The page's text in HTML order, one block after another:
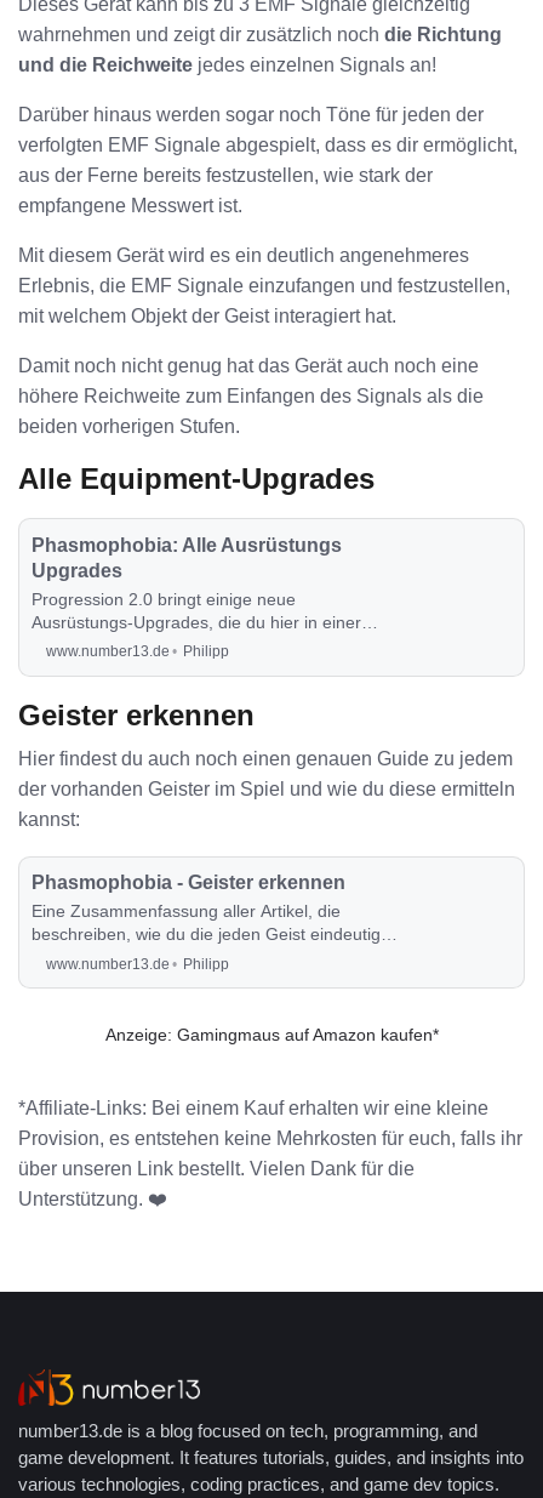
wahrnehmen und zeigt dir zusätzlich noch die Richtung
und die Reichweite jedes einzelnen Signals an!
Darüber hinaus werden sogar noch Töne für jeden der
verfolgten EMF Signale abgespielt, dass es dir ermöglicht,
aus der Ferne bereits festzustellen, wie stark der
empfangene Messwert ist.
Mit diesem Gerät wird es ein deutlich angenehmeres
Erlebnis, die EMF Signale einzufangen und festzustellen,
mit welchem Objekt der Geist interagiert hat.
Damit noch nicht genug hat das Gerät auch noch eine
höhere Reichweite zum Einfangen des Signals als die
beiden vorherigen Stufen.
Alle Equipment-Upgrades
Phasmophobia: Alle Ausrüstungs
Upgrades
Progression 2.0 bringt einige neue
Ausrüstungs-Upgrades, die du hier in einer
Gesamtübersicht präsentiert bekommst.
www.number13.de Philipp
Geister erkennen
Hier findest du auch noch einen genauen Guide zu jedem
der vorhanden Geister im Spiel und wie du diese ermitteln
kannst:
Phasmophobia - Geister erkennen
Eine Zusammenfassung aller Artikel, die
beschreiben, wie du die jeden Geist eindeutig
erkennen kannst.
www.number13.de Philipp
Anzeige: Gamingmaus auf Amazon kaufen*
*Affiliate-Links: Bei einem Kauf erhalten wir eine kleine
Provision, es entstehen keine Mehrkosten für euch, falls ihr
über unseren Link bestellt. Vielen Dank für die
Unterstützung. ❤️
number13.de is a blog focused on tech, programming, and
game development. It features tutorials, guides, and insights into
various technologies, coding practices, and game dev topics.